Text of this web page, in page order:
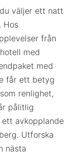
väljer ett natt
Hos
från
med
med
får ett betyg
renlighet,
pålitlig
avkopplande
Utforska
nästa